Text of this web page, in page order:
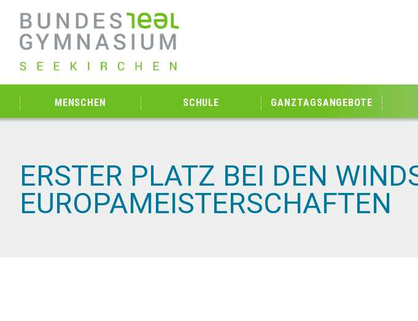
MENSCHEN SCHULE GANZTAGSANGEBOTE
ERSTER PLATZ BEI DEN
EUROPAMEISTERSCHAFTEN